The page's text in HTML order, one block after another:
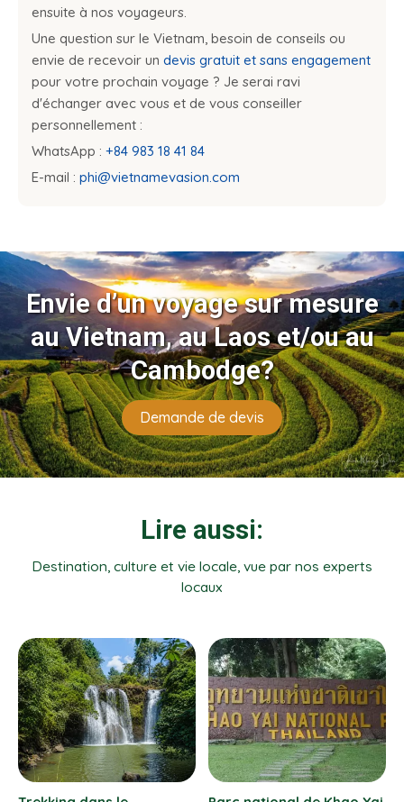
ensuite à nos voyageurs.
Une question sur le Vietnam, besoin de conseils ou
envie de recevoir un devis gratuit et sans engagement
pour votre prochain voyage ? Je serai ravi
d'échanger avec vous et de vous conseiller
personnellement :
WhatsApp : +84 983 18 41 84
E-mail : phi@vietnamevasion.com
Envie d’un voyage sur mesure
au Vietnam, au Laos et/ou au
Cambodge?
Demande de devis
Lire aussi:
Destination, culture et vie locale, vue par nos experts
locaux